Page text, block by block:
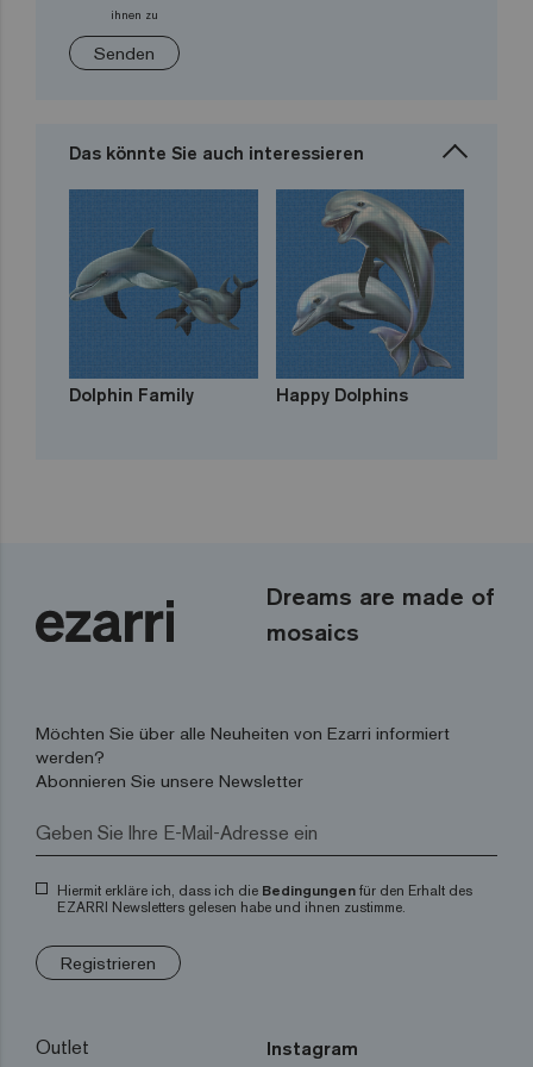
ihnen zu
Senden
Das könnte Sie auch interessieren
Dolphin Family Happy Dolphins
Dreams are made of
mosaics
Möchten Sie über alle Neuheiten von Ezarri informiert
werden?
Abonnieren Sie unsere Newsletter
Hiermit erkläre ich, dass ich die Bedingungen für den Erhalt des
EZARRI Newsletters gelesen habe und ihnen zustimme.
Registrieren
Outlet
Instagram